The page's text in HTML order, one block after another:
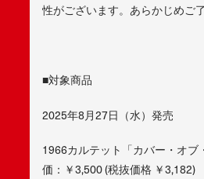
性がございます。あらかじめご
■対象商品
2025年8月27日（水）発売
1966カルテット「カバー・オブ
価：￥3,500 (税抜価格 ￥3,182)